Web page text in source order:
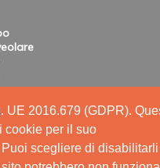
UE 2016.679 (GDPR).
cookie per il suo
scegliere di disabilitarli